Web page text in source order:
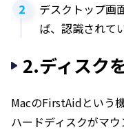
デスクトップ画
ば、認識されて
2.ディスク
MacのFirstAidという
ハードディスクがマ